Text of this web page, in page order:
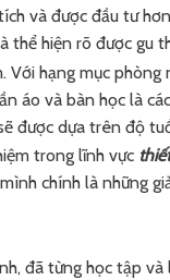
và được đầu tư
hiện rõ được gu
hạng mục
áo và bàn học là
được dựa trên độ
trong lĩnh vực
chính là những
đã từng học tập và